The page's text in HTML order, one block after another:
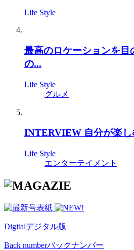
Life Style
最高のロケーションを目
の...
Life Style
グルメ
INTERVIEW 自分が楽し
Life Style
エンターテイメント
Digitalデジタル版
Back numberバックナンバー